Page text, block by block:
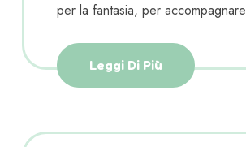
per la fantasia, per
Leggi Di Più